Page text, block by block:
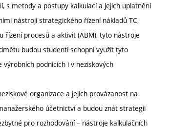
s metody a postupy kalkulací a jejich uplatnění
nástroji strategického řízení nákladů TC,
řízení procesů a aktivit (ABM), tyto nástroje
budou studenti schopni využít tyto
podnicích i v neziskových
organizace a jejich provázanost na
účetnictví a budou znát strategii
pro rozhodování – nástroje kalkulačních